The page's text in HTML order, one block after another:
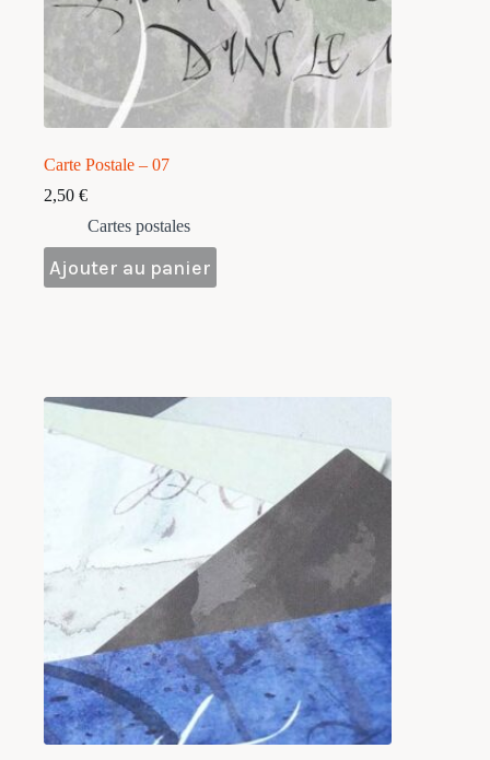
Carte Postale – 07
2,50 €
Cartes postales
Ajouter au panier